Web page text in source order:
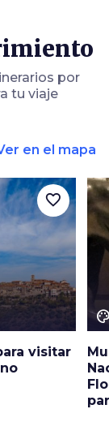
por
tu viaje
en el mapa
visitar
favorite_border